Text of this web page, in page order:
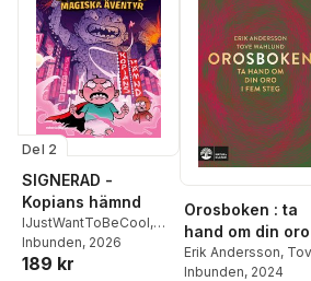
Del 2
SIGNERAD -
Kopians hämnd
IJustWantToBeCool,
Joel Adolphson
Ejdemo Beer
Inbunden, 2026
189 kr
Orosboken : ta
hand om din
fem steg
Erik Andersson,
Wahlund
Inbunden, 2024